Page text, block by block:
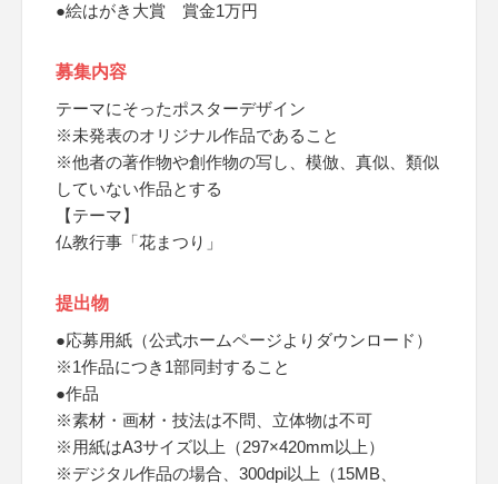
●絵はがき大賞 賞金1万円
募集内容
テーマにそったポスターデザイン
※未発表のオリジナル作品であること
※他者の著作物や創作物の写し、模倣、真似、類似
していない作品とする
【テーマ】
仏教行事「花まつり」
提出物
●応募用紙（公式ホームページよりダウンロード）
※1作品につき1部同封すること
●作品
※素材・画材・技法は不問、立体物は不可
※用紙はA3サイズ以上（297×420mm以上）
※デジタル作品の場合、300dpi以上（15MB、